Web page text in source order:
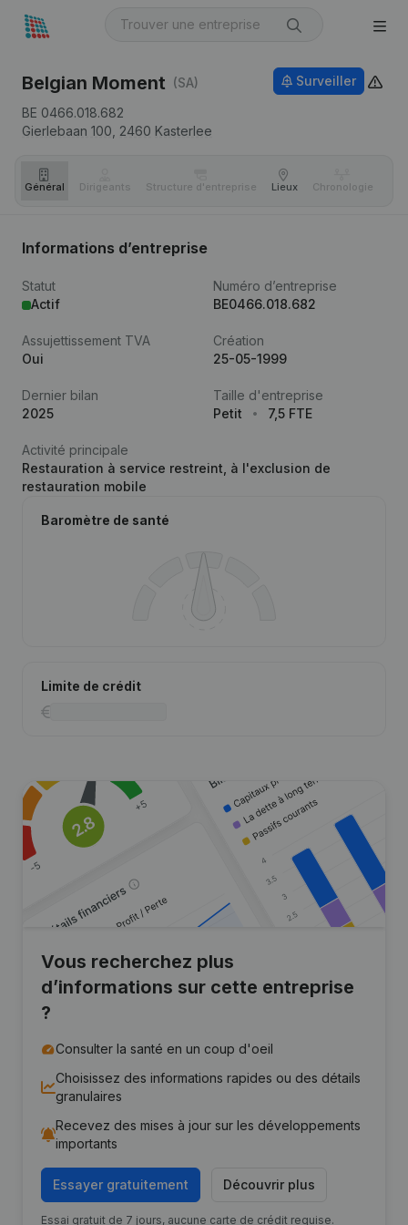
Belgian Moment (SA)
BE 0466.018.682
Gierlebaan 100, 2460 Kasterlee
Surveiller
Général Dirigeants Structure d'entreprise Lieux Chronologie
Informations d’entreprise
Statut
Actif
Numéro d’entreprise
BE0466.018.682
Assujettissement TVA
Oui
Création
25-05-1999
Dernier bilan
2025
Taille d'entreprise
Petit
7,5 FTE
Activité principale
Restauration à service restreint, à l'exclusion de
restauration mobile
Baromètre de santé
Limite de crédit
Vous recherchez plus
d’informations sur cette entreprise
?
Consulter la santé en un coup d'oeil
Choisissez des informations rapides ou des détails
granulaires
Recevez des mises à jour sur les développements
importants
Essayer gratuitement Découvrir plus
Essai gratuit de 7 jours, aucune carte de crédit requise.